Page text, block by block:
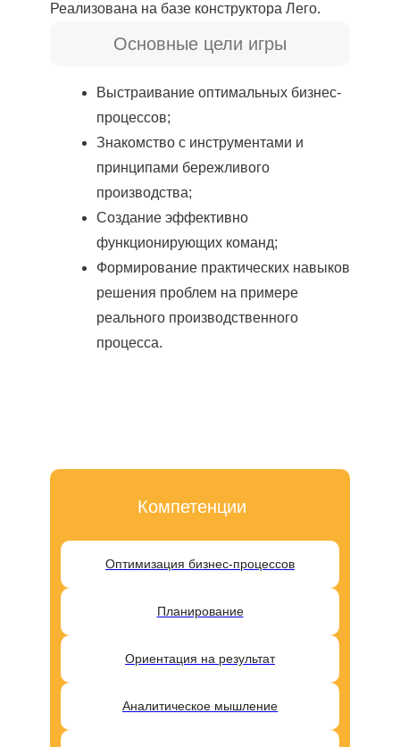
Реализована на базе конструктора Лего.
Основные цели игры
Выстраивание оптимальных бизнес-
процессов;
Знакомство с инструментами и
принципами бережливого
производства;
Создание эффективно
функционирующих команд;
Формирование практических навыков
решения проблем на примере
реального производственного
процесса.
Оптимизация бизнес-процессов
Планирование
Ориентация на результат
Аналитическое мышление
Компетенции